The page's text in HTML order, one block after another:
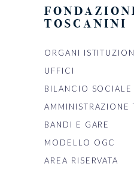
TOSCANINI
ORGANI
UFFICI
BILANCIO SOCIALE
AMMINISTRAZIONE
BANDI E GARE
MODELLO OGC
AREA RISERVATA